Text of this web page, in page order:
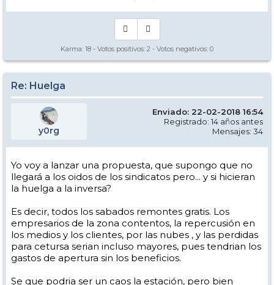
Karma: 18 - Votos positivos: 2 - Votos negativos: 0
Re: Huelga
y0rg
Enviado: 22-02-2018 16:54
Registrado: 14 años antes
Mensajes: 34
Yo voy a lanzar una propuesta, que supongo que no
llegará a los oidos de los sindicatos pero... y si hicieran
la huelga a la inversa?
Es decir, todos los sabados remontes gratis. Los
empresarios de la zona contentos, la repercusión en
los medios y los clientes, por las nubes , y las perdidas
para cetursa serian incluso mayores, pues tendrian los
gastos de apertura sin los beneficios.
Se que podria ser un caos la estación, pero bien